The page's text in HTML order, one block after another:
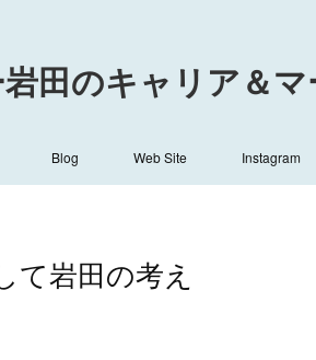
田のキャリア＆
Blog Web Site Instagram
て岩田の考え